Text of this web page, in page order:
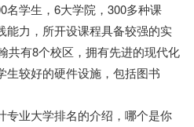
名学生，6大学院，300多种课
能力，所开设课程具备较强的实
共有8个校区，拥有先进的现代化
生较好的硬件设施，包括图书
专业大学排名的介绍，哪个是你